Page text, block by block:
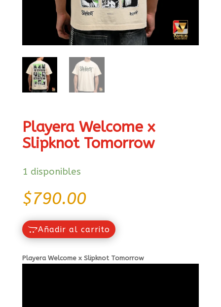
Playera Welcome x
Slipknot Tomorrow
1 disponibles
$790.00
Añadir al carrito
Playera Welcome x Slipknot Tomorrow